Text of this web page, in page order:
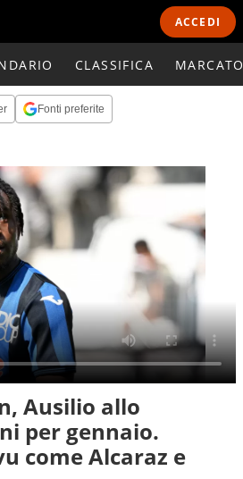
ACCEDI
CLASSIFICA
Fonti preferite
Ausilio allo
per gennaio.
come Alcaraz e